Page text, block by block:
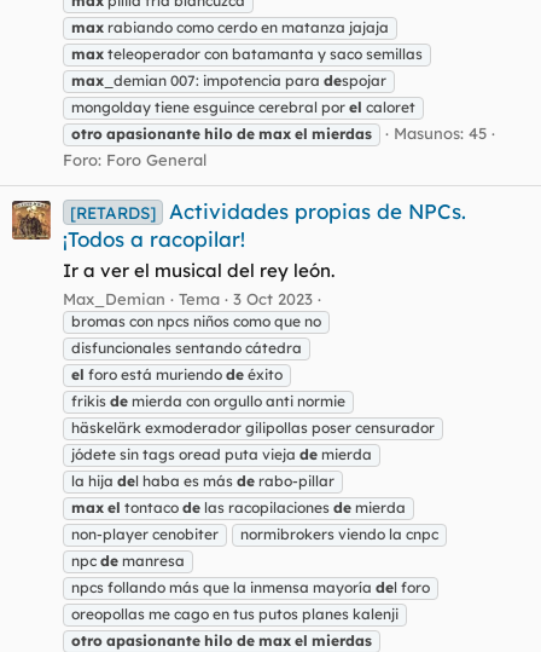
max rabiando como cerdo en matanza jajaja
max teleoperador con batamanta y saco semillas
max _demian 007: impotencia para despojar
mongolday tiene esguince cerebral por el caloret
otro apasionante hilo de max el mierdas
Masunos: 45
Foro: Foro General
[RETARDS]
Actividades propias de NPCs.
¡Todos a racopilar!
Ir a ver el musical del rey león.
Max_Demian Tema 3 Oct 2023
bromas con npcs niños como que no
disfuncionales sentando cátedra
el foro está muriendo de éxito
frikis de mierda con orgullo anti normie
häskelärk exmoderador gilipollas poser censurador
jódete sin tags oread puta vieja de mierda
la hija del haba es más de rabo-pillar
max el tontaco de las racopilaciones de mierda
non-player cenobiter
normibrokers viendo la cnpc
npc de manresa
npcs follando más que la inmensa mayoría del foro
oreopollas me cago en tus putos planes kalenji
otro apasionante hilo de max el mierdas